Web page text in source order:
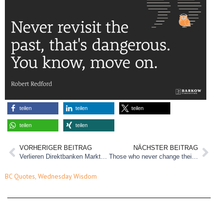
teilen teilen teilen
teilen teilen
VORHERIGER BEITRAG
Verlieren Direktbanken Marktanteile?
NÄCHSTER BEITRAG
Those who never change their minds, never change anything.
BC Quotes, Wednesday Wisdom